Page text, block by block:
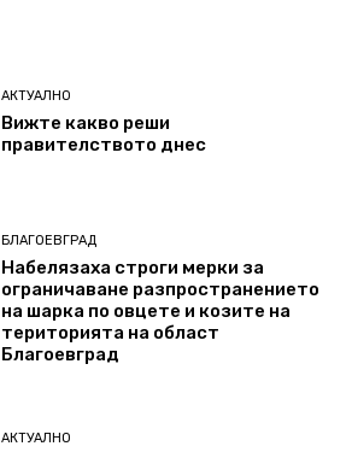
АКТУАЛНО
Вижте какво реши
правителството днес
БЛАГОЕВГРАД
Набелязаха строги мерки за
ограничаване разпространението
на шарка по овцете и козите на
територията на област
Благоевград
АКТУАЛНО